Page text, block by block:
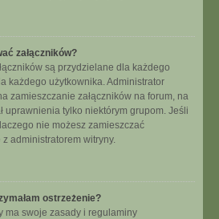
załączników?
są przydzielane dla każdego
każdego użytkownika. Administrator
zamieszczanie załączników na forum, na
uprawnienia tylko niektórym grupom. Jeśli
nie możesz zamieszczać
z administratorem witryny.
ostrzeżenie?
ma swoje zasady i regulaminy